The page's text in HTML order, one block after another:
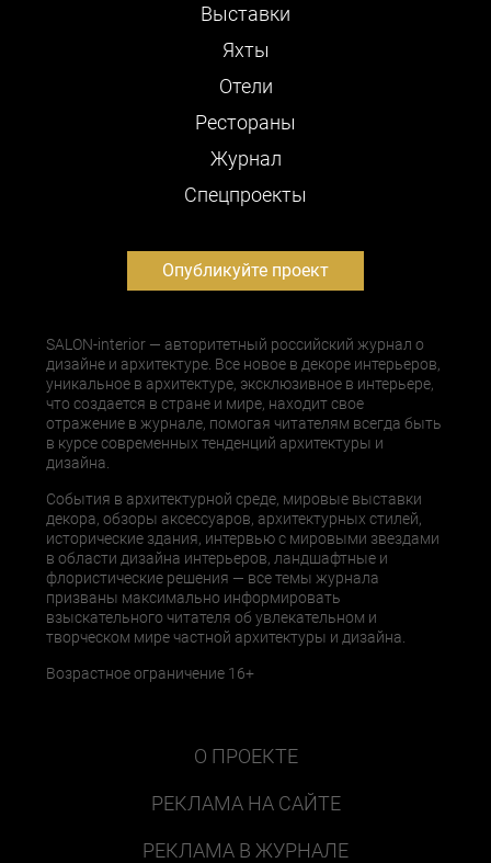
Выставки
Яхты
Отели
Рестораны
Журнал
Cпецпроекты
Опубликуйте проект
SALON-interior — авторитетный российский журнал о
дизайне и архитектуре. Все новое в декоре интерьеров,
уникальное в архитектуре, эксклюзивное в интерьере,
что создается в стране и мире, находит свое
отражение в журнале, помогая читателям всегда быть
в курсе современных тенденций архитектуры и
дизайна.
События в архитектурной среде, мировые выставки
декора, обзоры аксессуаров, архитектурных стилей,
исторические здания, интервью с мировыми звездами
в области дизайна интерьеров, ландшафтные и
флористические решения — все темы журнала
призваны максимально информировать
взыскательного читателя об увлекательном и
творческом мире частной архитектуры и дизайна.
Возрастное ограничение 16+
О ПРОЕКТЕ
РЕКЛАМА НА САЙТЕ
РЕКЛАМА В ЖУРНАЛЕ